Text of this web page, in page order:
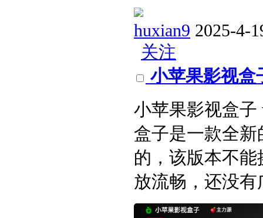
huxian9 2025-4-
关注
小苹果影视盒
小苹果影视盒子
盒子是一款全
的，该版本不
放流畅，还没